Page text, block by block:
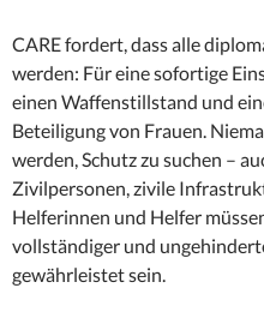
CARE fordert, dass alle
werden: Für eine sofortige
einen Waffenstillstand und
Beteiligung von Frauen.
werden, Schutz zu suchen –
Zivilpersonen, zivile
Helferinnen und Helfer
vollständiger und
gewährleistet sein.